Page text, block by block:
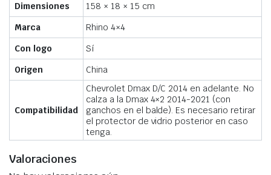
Dimensiones
158 × 18 × 15 cm
Marca
Rhino 4×4
Con logo
Sí
Origen
China
Compatibilidad
Chevrolet Dmax D/C 2014 en adelante. No
calza a la Dmax 4×2 2014-2021 (con
ganchos en el balde). Es necesario retirar
el protector de vidrio posterior en caso
tenga.
Valoraciones